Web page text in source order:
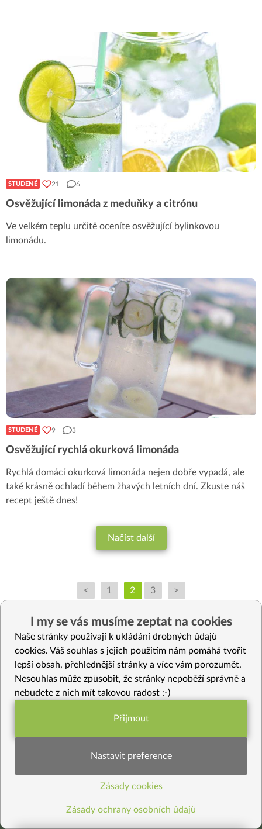
STUDENÉ 21 6
Osvěžující limonáda z meduňky a citrónu
Ve velkém teplu určitě oceníte osvěžující bylinkovou
limonádu.
STUDENÉ 9 3
Osvěžující rychlá okurková limonáda
Rychlá domácí okurková limonáda nejen dobře vypadá, ale
také krásně ochladí během žhavých letních dní. Zkuste náš
recept ještě dnes!
Načíst další
< 1 2 3 >
I my se vás musíme zeptat na cookies
Naše stránky používají k ukládání drobných údajů
cookies. Váš souhlas s jejich použitím nám pomáhá tvořit
lepší obsah, přehlednější stránky a více vám porozumět.
Nesouhlas může způsobit, že stránky nepoběží správně a
nebudete z nich mít takovou radost :-)
Funkční nastavení potřebujeme (vždy
Statistiky pro lepší obsah
Přijmout
Nastavit preference
Zásady cookies
Zásady ochrany osobních údajů